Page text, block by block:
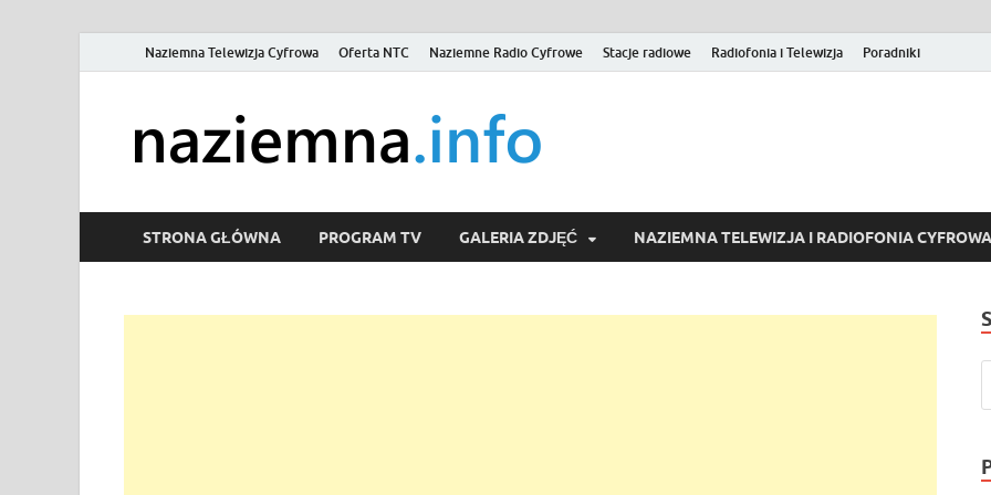
Naziemna Telewizja Cyfrowa Oferta NTC Naziemne Radio Cyfrowe Stacje radiowe Radiofonia i Telewizja Poradniki
Wideo online, VOD
STRONA GŁÓWNA PROGRAM TV GALERIA ZDJĘĆ NAZIEMNA TELEWIZJA I RADIOFONIA CYFROWA